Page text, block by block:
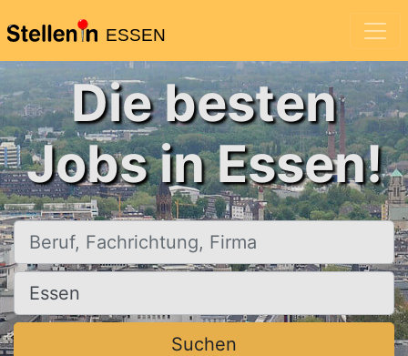
ESSEN
Die besten
Jobs in Essen!
Beruf, Fachrichtung, Firma
Ort, Stadt
Suchen